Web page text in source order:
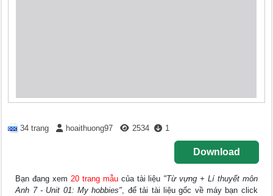
34 trang hoaithuong97 2534 1
Download
Bạn đang xem 20 trang mẫucủa tài liệu "Từ vựng + Lí thuyết môn
Anh 7 - Unit 01: My hobbies", để tải tài liệu gốc về máy bạn click